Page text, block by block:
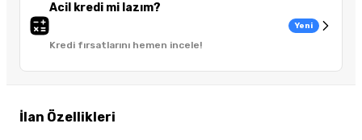
Acil kredi mi lazım?
Kredi fırsatlarını hemen incele!
Yeni
İlan Özellikleri